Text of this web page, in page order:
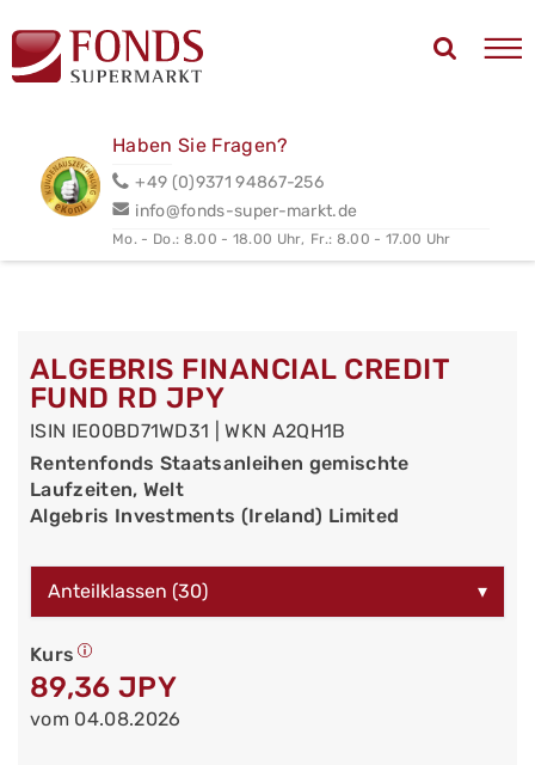
Haben Sie Fragen?
+49 (0)9371 94867-256
info@fonds-super-markt.de
Mo. - Do.: 8.00 - 18.00 Uhr, Fr.: 8.00 - 17.00 Uhr
ALGEBRIS FINANCIAL CREDIT
FUND RD JPY
ISIN IE00BD71WD31 | WKN A2QH1B
Rentenfonds Staatsanleihen gemischte
Laufzeiten, Welt
Algebris Investments (Ireland) Limited
Anteilklassen (30) ▾
Kurs
89,36 JPY
vom 04.08.2026